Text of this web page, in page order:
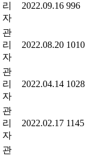
리
자
2022.09.16 996
관
리
자
2022.08.20 1010
관
리
자
2022.04.14 1028
관
리
자
2022.02.17 1145
관